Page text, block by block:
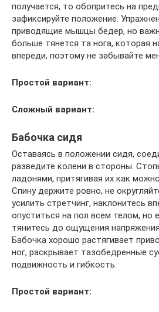
получается, то обопритесь на
зафиксируйте положение.
приводящие мышцы бедер, но
больше тянется та нога, которая
впереди, поэтому не забывайте
Простой вариант:
Сложный вариант:
Бабочка сидя
Оставаясь в положении сидя,
разведите колени в стороны.
ладонями, притягивая их как
Спину держите ровно, не
усилить стретчинг, наклонитесь
опуститься на пол всем телом, но
тянитесь до ощущения
Бабочка хорошо растягивает
ног, раскрывает тазобедренные
подвижность и гибкость.
Простой вариант: